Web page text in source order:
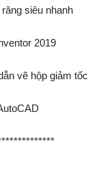
siêu nhanh
2019
vẽ hộp giảm tốc